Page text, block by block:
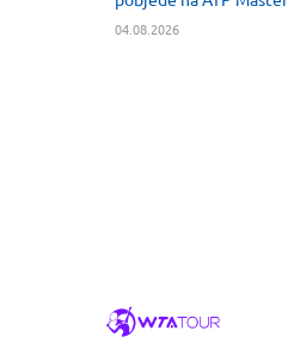
04.08.2026